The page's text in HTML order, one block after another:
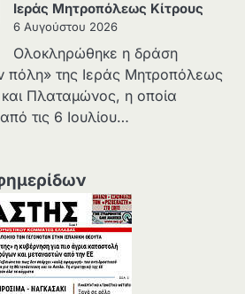
Ιεράς Μητροπόλεως Κίτρους
6 Αυγούστου 2026
Ολοκληρώθηκε η δράση
πόλη» της Ιεράς Μητροπόλεως
και Πλαταμώνος, η οποία
τις 6 Ιουλίου…